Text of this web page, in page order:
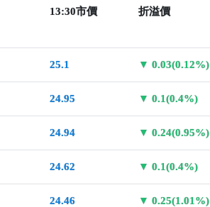
13:30市價 折溢價
25.1 0.03(0.12%)
24.95 0.1(0.4%)
24.94 0.24(0.95%)
24.62 0.1(0.4%)
24.46 0.25(1.01%)